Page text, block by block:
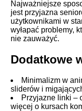
Najważniejsze
jest przyjazna
użytkownikami w
wyłapać problemy,
nie zauważyć.
Dodatkowe
Minimalizm w
sliderów i
Przyjazne linki –
więcej o kursach